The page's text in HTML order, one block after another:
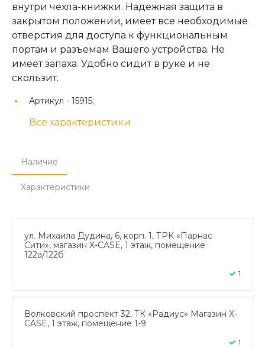
внутри чехла-книжки. Надежная защита в
закрытом положении, имеет все необходимые
отверстия для доступа к функциональным
портам и разъемам Вашего устройства. Не
имеет запаха. Удобно сидит в руке и не
скользит.
Артикул - 15915;
Все характеристики
Наличие
Характеристики
ул. Михаила Дудина, 6, корп. 1, ТРК «Парнас
Сити», магазин X-CASE, 1 этаж, помещение
122а/122б
1
Волковский проспект 32, ТК «Радиус» Магазин X-
CASE, 1 этаж, помещение 1-9
1